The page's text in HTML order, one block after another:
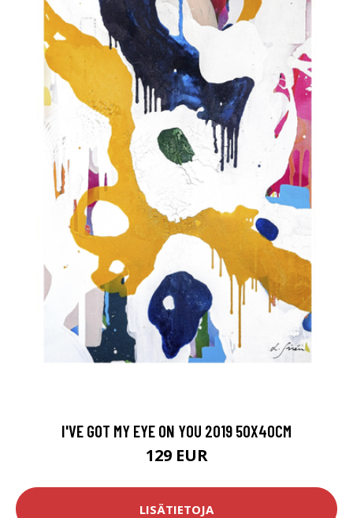
I'VE GOT MY EYE ON YOU 2019 50X40CM
129 EUR
LISÄTIETOJA